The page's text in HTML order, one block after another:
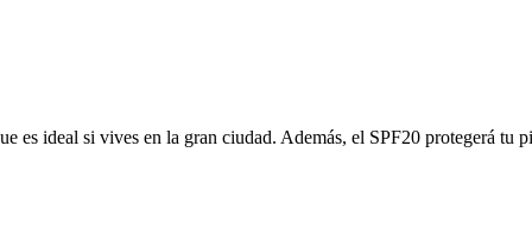
es ideal si vives en la gran ciudad. Además, el SPF20 protegerá tu